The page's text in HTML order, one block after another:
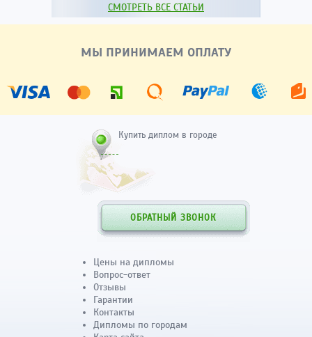
СМОТРЕТЬ ВСЕ СТАТЬИ
МЫ ПРИНИМАЕМ ОПЛАТУ
Купить диплом в городе
ОБРАТНЫЙ ЗВОНОК
Цены на дипломы
Вопрос-ответ
Отзывы
Гарантии
Контакты
Дипломы по городам